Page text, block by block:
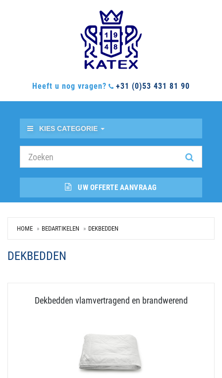
Heeft u nog vragen? +31 (0)53 431 81 90
KIES CATEGORIE
UW OFFERTE AANVRAAG
HOME BEDARTIKELEN DEKBEDDEN
DEKBEDDEN
Dekbedden vlamvertragend en brandwerend